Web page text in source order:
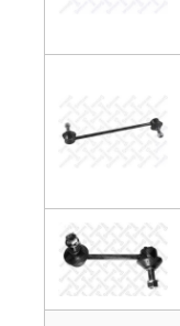
Nissan
Porsche
Renault